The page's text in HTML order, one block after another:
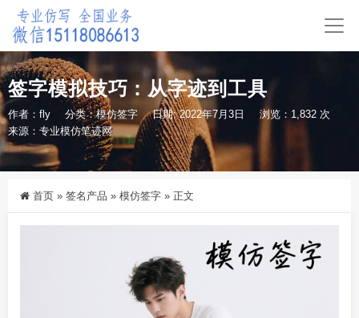
签字模拟技巧：从字迹到工具
作者：fly 分类：模仿签字 日期: 2022年7月3日
浏览：1,832 次
来源：专业模仿笔迹网
首页 » 签名产品 » 模仿签字 » 正文